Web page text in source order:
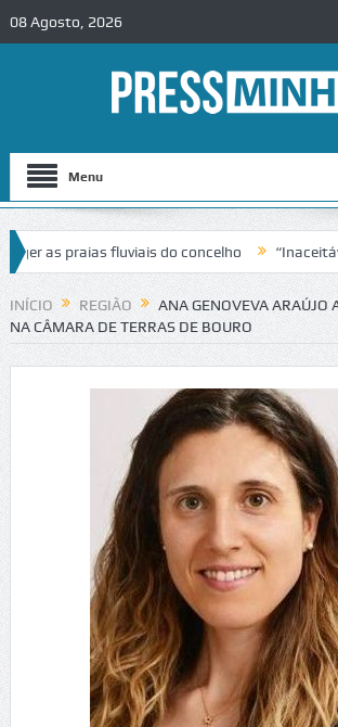
08 Agosto, 2026
Menu
praias fluviais do concelho “Inaceitável”.
de trânsito no IC2 em Alcobaça Igreja
INÍCIO REGIÃO
ANA GENOVEVA ARAÚJO
NA CÂMARA DE TERRAS DE BOURO